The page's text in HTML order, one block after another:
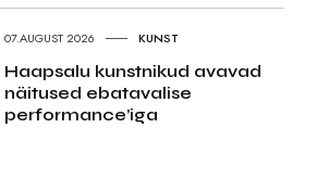
07.AUGUST 2026 KUNST
Haapsalu kunstnikud avavad
näitused ebatavalise
performance’iga